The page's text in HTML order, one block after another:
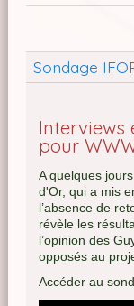
Sondage
Interviews
pour
A quelques
d'Or, qui a mis
l’absence de
révèle les
l’opinion des
opposés au
Accéder au